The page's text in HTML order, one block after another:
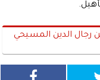
رجال الدين المسيحي